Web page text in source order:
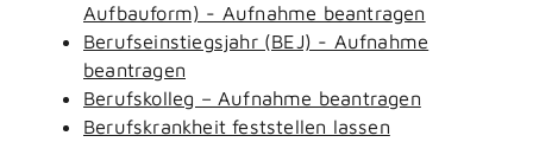
Aufbauform) - Aufnahme beantragen
Berufseinstiegsjahr (BEJ) - Aufnahme
beantragen
Berufskolleg – Aufnahme beantragen
Berufskrankheit feststellen lassen